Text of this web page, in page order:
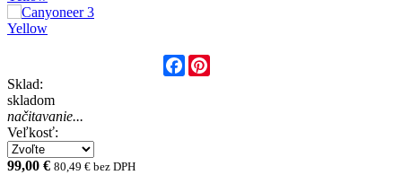
Facebook
Sklad:
skladom
načitavanie...
Veľkosť:
99,00 € 80,49 € bez DPH